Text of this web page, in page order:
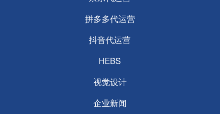
拼多多代运营
抖音代运营
HEBS
视觉设计
企业新闻